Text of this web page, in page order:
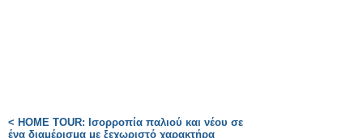
< HOME TOUR: Ισορροπία παλιού και νέου σε
ένα διαμέρισμα με ξεχωριστό χαρακτήρα